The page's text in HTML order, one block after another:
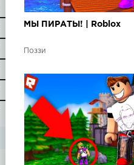
МЫ ПИРАТЫ! | Roblox
Поззи